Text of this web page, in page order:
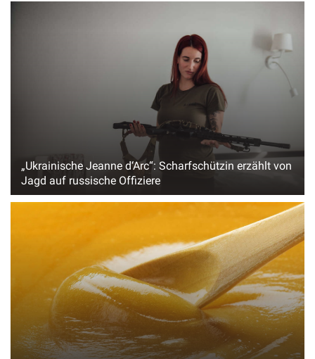
„Ukrainische Jeanne d‘Arc“: Scharfschützin erzählt von
Jagd auf russische Offiziere